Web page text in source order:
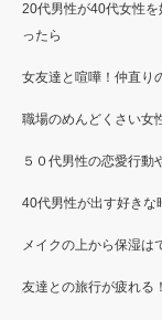
20代男性が40代女性
ったら
女友達と喧嘩！仲直り
職場のめんどくさい女
５０代男性の恋愛行動
40代男性が出す好きな
メイクの上から保湿は
友達との旅行が疲れる